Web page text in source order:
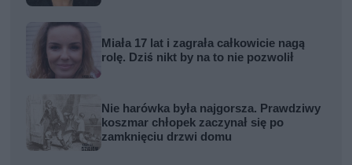
Miała 17 lat i zagrała całkowicie nagą
rolę. Dziś nikt by na to nie pozwolił
Nie harówka była najgorsza. Prawdziwy
koszmar chłopek zaczynał się po
zamknięciu drzwi domu